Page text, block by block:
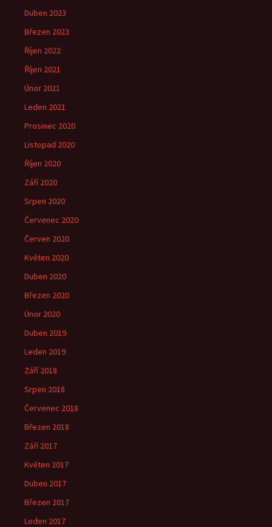
Duben 2023
Březen 2023
Říjen 2022
Říjen 2021
Únor 2021
Leden 2021
Prosinec 2020
Listopad 2020
Říjen 2020
Září 2020
Srpen 2020
Červenec 2020
Červen 2020
Květen 2020
Duben 2020
Březen 2020
Únor 2020
Duben 2019
Leden 2019
Září 2018
Srpen 2018
Červenec 2018
Březen 2018
Září 2017
Květen 2017
Duben 2017
Březen 2017
Leden 2017